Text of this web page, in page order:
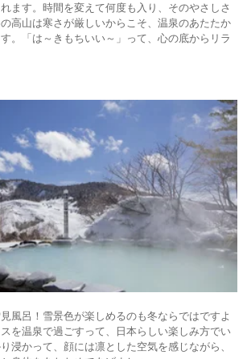
ます。時間を変えて何度も入り、そのやさしさ
高山は寒さが厳しいからこそ、温泉のあたたか
。「は～きもちいい～」って、心の底からリラ
風呂！雪景色が楽しめるのも冬ならではですよ
を温泉で過ごすって、日本らしい楽しみ方でい
浸かって、顔には凛とした空気を感じながら、